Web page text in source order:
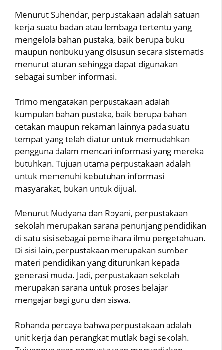
Menurut Suhendar, perpustakaan adalah satuan
kerja suatu badan atau lembaga tertentu yang
mengelola bahan pustaka, baik berupa buku
maupun nonbuku yang disusun secara sistematis
menurut aturan sehingga dapat digunakan
sebagai sumber informasi.
Trimo mengatakan perpustakaan adalah
kumpulan bahan pustaka, baik berupa bahan
cetakan maupun rekaman lainnya pada suatu
tempat yang telah diatur untuk memudahkan
pengguna dalam mencari informasi yang mereka
butuhkan. Tujuan utama perpustakaan adalah
untuk memenuhi kebutuhan informasi
masyarakat, bukan untuk dijual.
Menurut Mudyana dan Royani, perpustakaan
sekolah merupakan sarana penunjang pendidikan
di satu sisi sebagai pemelihara ilmu pengetahuan.
Di sisi lain, perpustakaan merupakan sumber
materi pendidikan yang diturunkan kepada
generasi muda. Jadi, perpustakaan sekolah
merupakan sarana untuk proses belajar
mengajar bagi guru dan siswa.
Rohanda percaya bahwa perpustakaan adalah
unit kerja dan perangkat mutlak bagi sekolah.